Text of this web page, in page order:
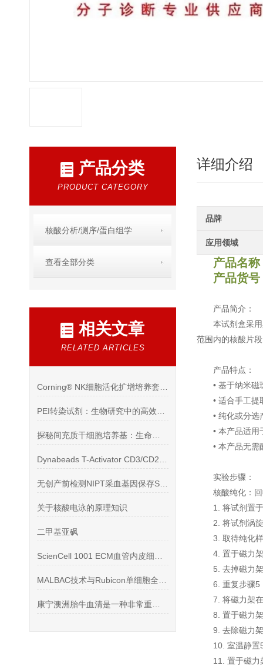
产品分类
PRODUCT CATEGORY
核酸分析/测序/蛋白组学
查看全部分类
相关文章
RELATED ARTICLES
关于核酸电泳的原理知识
二甲基亚砜
详细介绍
品牌
应用领域
产品名称
产品货
产品简介：
本试剂盒采
范围内的核酸片
产品特点：
• 基于纳米
• 适合手工提
• 纯化或分选
• 本产品适
• 本产品无
实验步骤：
核酸纯化：
1. 将试剂置
2. 将试剂涡
3. 取待纯化
4. 置于磁力
5. 去掉磁力
6. 重复步骤
7. 将磁力架
8. 置于磁力
9. 去除磁力
10. 室温静
11. 置于磁